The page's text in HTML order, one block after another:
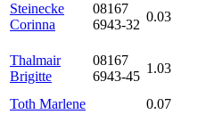
Steinecke
Corinna
08167
6943-32
0.03
Thalmair
Brigitte
08167
6943-45
1.03
Toth Marlene
0.07